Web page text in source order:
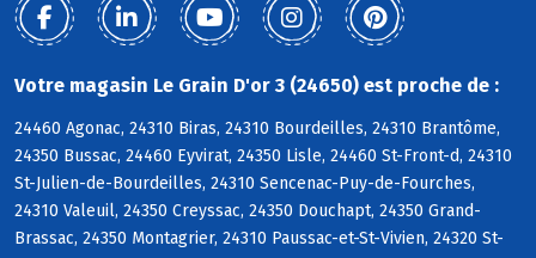
Votre magasin Le Grain D'or 3 (24650) est proche de :
24460 Agonac, 24310 Biras, 24310 Bourdeilles, 24310 Brantôme,
24350 Bussac, 24460 Eyvirat, 24350 Lisle, 24460 St-Front-d, 24310
St-Julien-de-Bourdeilles, 24310 Sencenac-Puy-de-Fourches,
24310 Valeuil, 24350 Creyssac, 24350 Douchapt, 24350 Grand-
Brassac, 24350 Montagrier, 24310 Paussac-et-St-Vivien, 24320 St-